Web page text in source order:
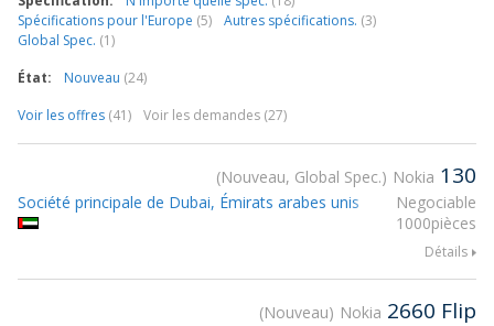
Spécifications pour l'Europe (5) Autres spécifications. (3)
Global Spec. (1)
État:
Nouveau (24)
Voir les offres (41) Voir les demandes (27)
Nouveau, Global Spec. Nokia 130
Negociable
1000pièces
Société principale de Dubai, Émirats arabes unis
Détails
Nouveau Nokia 2660 Flip